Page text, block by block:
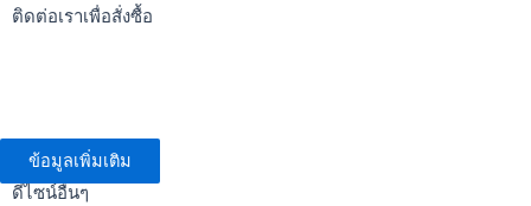
ติดต่อเราเพื่อสั่งซื้อ
ข้อมูลเพิ่มเติม
ดีไซน์อื่นๆ